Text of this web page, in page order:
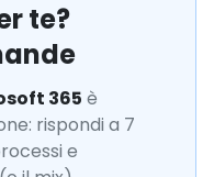
te?
365 è
rispondi a 7
e